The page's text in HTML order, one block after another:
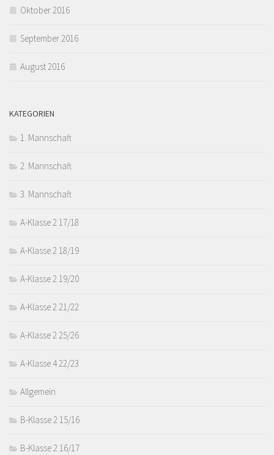
Oktober 2016
September 2016
August 2016
KATEGORIEN
1. Mannschaft
2. Mannschaft
3. Mannschaft
A-Klasse 2 17/18
A-Klasse 2 18/19
A-Klasse 2 19/20
A-Klasse 2 21/22
A-Klasse 2 25/26
A-Klasse 4 22/23
Allgemein
B-Klasse 2 15/16
B-Klasse 2 16/17